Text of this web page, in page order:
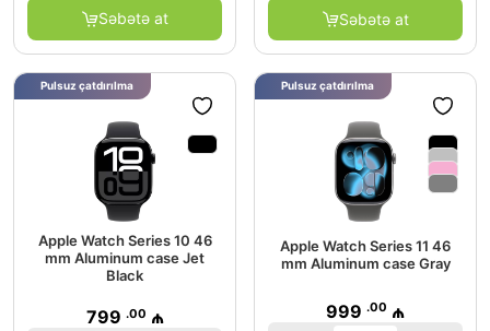
Səbətə at Səbətə at
Apple Watch Series 10 46
mm Aluminum case Jet
Black
799 .00 ₼
Pulsuz çatdırılma
Apple Watch Series 11 46
mm Aluminum case Gray
999 .00 ₼
Pulsuz çatdırılma